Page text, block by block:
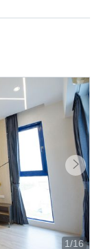
1/16